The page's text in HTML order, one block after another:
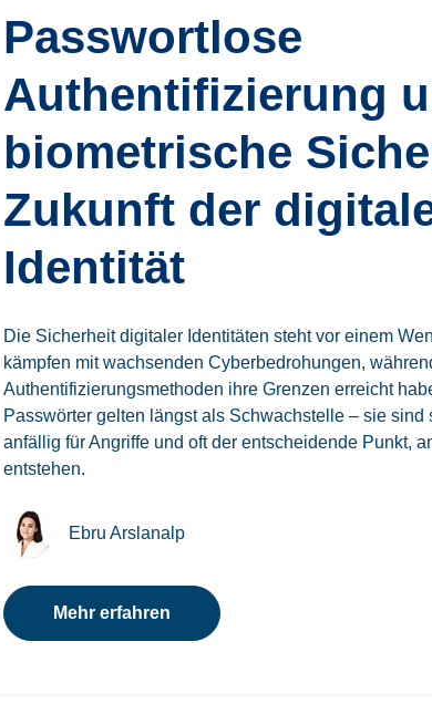
Passwortlose
Authentifizierung
biometrische
Zukunft der
Identität
Die Sicherheit digitaler Identitäten steht vor einem
kämpfen mit wachsenden Cyberbedrohungen,
Authentifizierungsmethoden ihre Grenzen erreicht
Passwörter gelten längst als Schwachstelle – sie sind
anfällig für Angriffe und oft der entscheidende Punkt,
entstehen.
Ebru Arslanalp
Mehr erfahren